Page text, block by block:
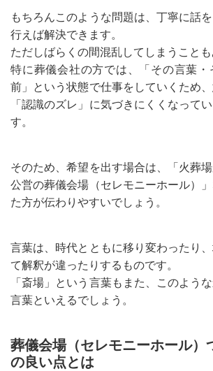
もちろんこのような問題は、丁寧に話
行えば解決できます。
ただしばらくの間混乱してしまうことも
特に葬儀会社の方では、「その言葉・
前」という状態で仕事をしていくため
「認識のズレ」に気づきにくくなって
す。
そのため、希望を出す場合は、「火葬
公営の葬儀会場（セレモニーホール）
た方が伝わりやすいでしょう。
言葉は、時代とともに移り変わったり
て解釈が違ったりするものです。
「斎場」という言葉もまた、このよう
言葉といえるでしょう。
葬儀会場（セレモニーホール）
の良い点とは